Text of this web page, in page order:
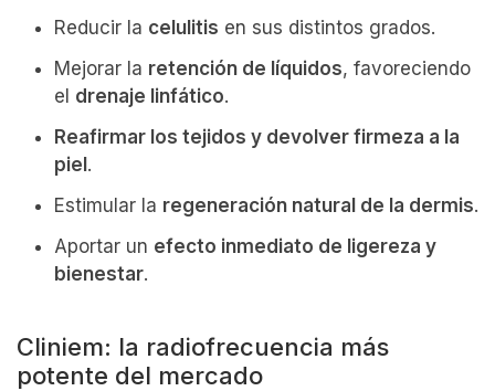
Reducir la celulitis en sus distintos grados.
Mejorar la retención de líquidos, favoreciendo
el drenaje linfático.
Reafirmar los tejidos y devolver firmeza a la
piel .
Estimular la regeneración natural de la dermis.
Aportar un efecto inmediato de ligereza y
bienestar.
Cliniem: la radiofrecuencia más
potente del mercado